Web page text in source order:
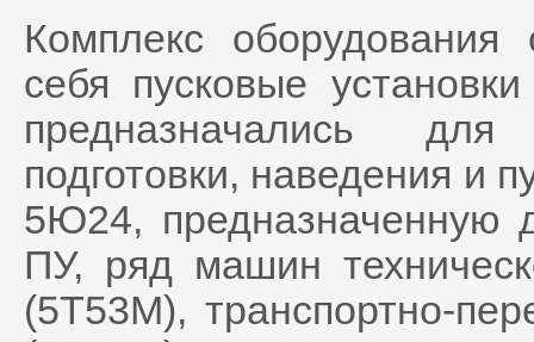
Комплекс
себя пусковые
предназначались для
подготовки, наведения и
5Ю24, предназначенную
ПУ, ряд машин
(5Т53М), транспортно-